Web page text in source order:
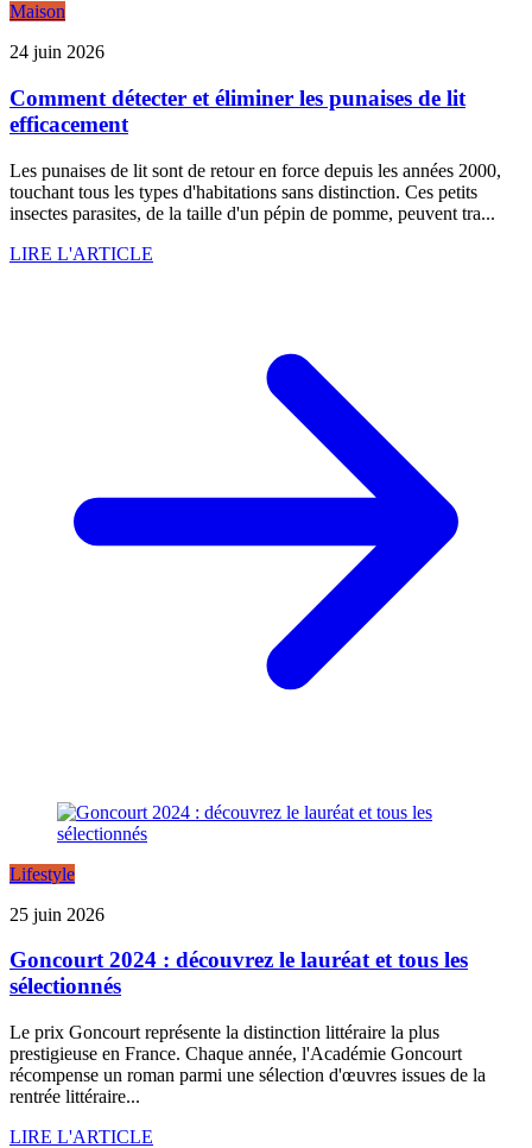
Maison
24 juin 2026
Comment détecter et éliminer les punaises de lit
efficacement
Les punaises de lit sont de retour en force depuis les années 2000,
touchant tous les types d'habitations sans distinction. Ces petits
insectes parasites, de la taille d'un pépin de pomme, peuvent tra...
LIRE L'ARTICLE
Lifestyle
25 juin 2026
Goncourt 2024 : découvrez le lauréat et tous les
sélectionnés
Le prix Goncourt représente la distinction littéraire la plus
prestigieuse en France. Chaque année, l'Académie Goncourt
récompense un roman parmi une sélection d'œuvres issues de la
rentrée littéraire...
LIRE L'ARTICLE